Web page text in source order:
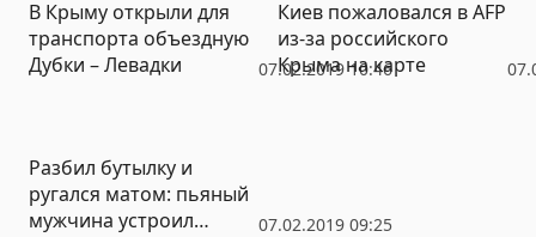
07.02.2019 10:46
В Крыму открыли для
транспорта объездную
Дубки – Левадки
Киев пожаловался в AFP
из-за российского
Крыма на карте
07.02.2019 09:25
Разбил бутылку и
ругался матом: пьяный
мужчина устроил